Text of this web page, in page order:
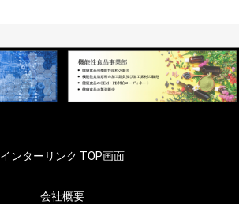
インターリンク TOP画面
会社概要